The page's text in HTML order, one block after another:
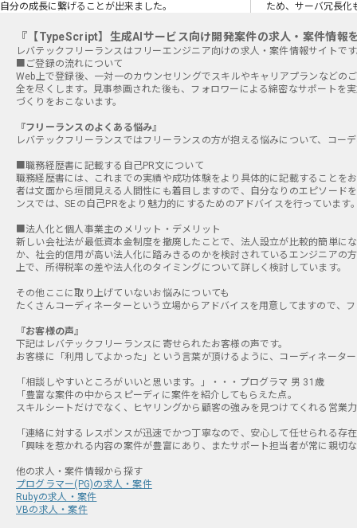
自分の成長に繋げることが出来ました。
ため、サーバ冗長化
『【TypeScript】生成AIサービス向け開発案件の求人・案件情報
■ご登録の流れについて
Web上で登録後、一対一のカウンセリングでスキルやキャリアプランなど
全を尽くします。見事参画された後も、フォロワーによる綿密なサポートを
づくりをおこないます。
『フリーランスのよくある悩み』
レバテックフリーランスではフリーランスの方が抱える悩みについて、コー
■職務経歴書に記載する自己PR文について
職務経歴書には、これまでの実績や成功体験をより具体的に記載することを
者は文面から垣間見える人間性にも着目しますので、自分なりのエピソード
ンスでは、SEの自己PRをより魅力的にするためのアドバイスを行っています
■法人化と個人事業主のメリット・デメリット
新しい会社法が最低資本金制度を撤廃したことで、法人設立が比較的簡単に
か、社会的信用が高い法人化に踏みきるのかを検討されているエンジニア
上で、所得税率の差や法人化のタイミングについて詳しく検討しています。
その他ここに取り上げていないお悩みについても
たくさんコーディネーターという立場からアドバイスを用意してますので、
『お客様の声』
下記はレバテックフリーランスに寄せられたお客様の声です。
お客様に「利用してよかった」という言葉が頂けるように、コーディネータ
「相談しやすいところがいいと思います。」・・・プログラマ 男 31歳
「豊富な案件の中からスピーディに案件を紹介してもらえた点。
スキルシートだけでなく、ヒヤリングから顧客の強みを見つけてくれる営業
「連絡に対するレスポンスが迅速でかつ丁寧なので、安心して任せられる存
「興味を惹かれる内容の案件が豊富にあり、またサポート担当者が常に親
プログラマー(PG)の求人・案件
Rubyの求人・案件
VBの求人・案件